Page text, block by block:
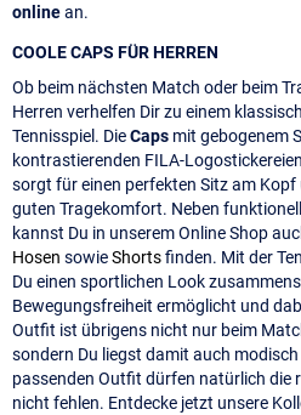
onlinean.
COOLE CAPS FÜR HERREN
Ob beim nächsten Match oder beim
Herren verhelfen Dir zu einem
Tennisspiel. DieCaps mit gebogenem
kontrastierenden FILA-
sorgt für einen perfekten Sitz am
guten Tragekomfort. Neben
kannst Du in unserem Online Shop
Hosen sowieShortsfinden. Mit der
Du einen sportlichen Look
Bewegungsfreiheit ermöglicht und
Outfit ist übrigens nicht nur beim
sondern Du liegst damit auch
passenden Outfit dürfen natürlich die
nicht fehlen. Entdecke jetzt unsere